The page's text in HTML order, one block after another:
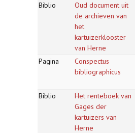
Biblio
Oud document uit
de archieven van
het
kartuizerklooster
van Herne
Pagina
Conspectus
bibliographicus
Biblio
Het renteboek van
Gages der
kartuizers van
Herne